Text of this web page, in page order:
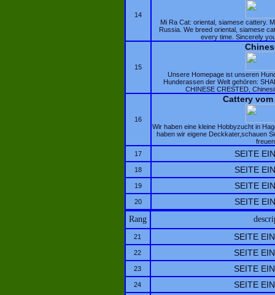
14
Mi Ra Cat: oriental, siamese cattery.
Russia. We breed oriental, siamese
every time. Sincerely
15
Unsere Homepage ist unseren
Hunderassen der Welt gehören:
CHINESE CRESTED,
16
Cattery
Wir haben eine kleine Hobbyzucht in
haben wir eigene Deckkater,schauen
17
SEITE
18 SEITE
19 SEITE
20 SEITE
Rang
21 SEITE
22 SEITE
23 SEITE
24 SEITE